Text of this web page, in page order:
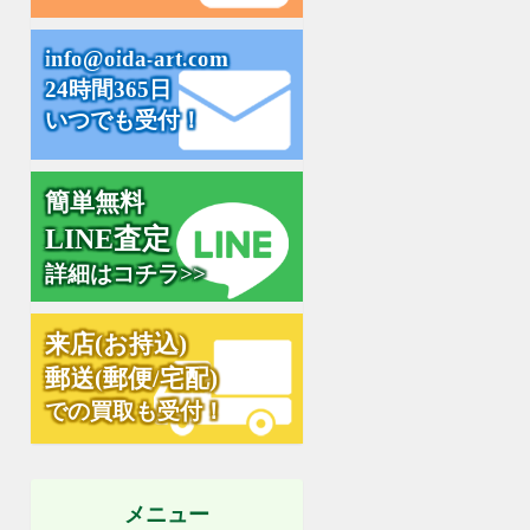
info@oida-art.com
24時間365日
いつでも受付！
簡単無料
LINE査定
詳細はコチラ>>
来店(お持込)
郵送(郵便/宅配)
での買取も受付！
メニュー